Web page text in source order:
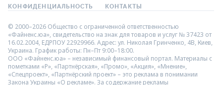
КОНФИДЕНЦИАЛЬНОСТЬ КОНТАКТЫ
© 2000–2026 Общество с ограниченной ответственностью
«Файненс.юа», свидетельство на знак для товаров и услуг № 37423 от
16.02.2004, ЕДРПОУ 22929966. Адрес: ул. Николая Гринченко, 4В, Киев,
Украина. График работы: Пн–Пт 9:00–18:00.
ООО «Файненс.юа» – независимый финансовый портал. Материалы с
пометками «Р», «Партнёрская», «Промо», «Акция», «Мнение»,
«Спецпроект», «Партнёрский проект» – это реклама в понимании
Закона Украины «О рекламе». За содержание рекламы